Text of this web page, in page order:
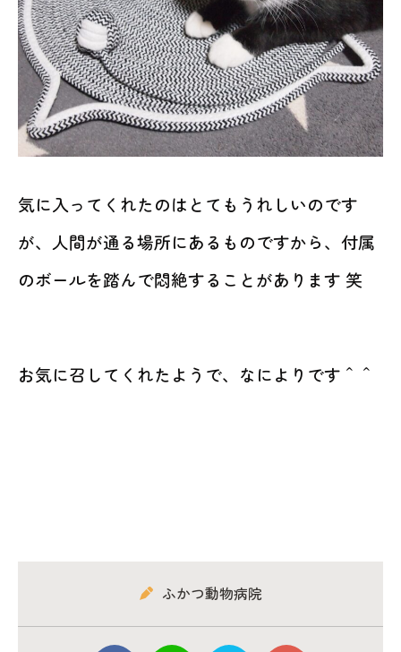
気に入ってくれたのはとてもうれしいのです
が、人間が通る場所にあるものですから、付属
のボールを踏んで悶絶することがあります 笑
お気に召してくれたようで、なによりです＾＾
ふかつ動物病院